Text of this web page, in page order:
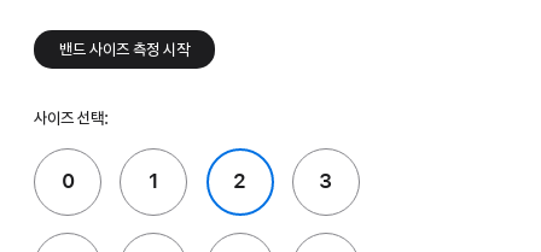
밴드 사이즈 측정 시작
사이즈 선택:
0 1 2 3